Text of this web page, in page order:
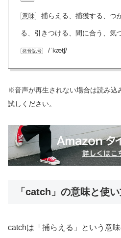
意味 捕らえる、捕獲する、つ
る、引きつける、間に合う、気
発音記号 /ˈkætʃ/
※音声が再生されない場合は読み込
試しください。
「catch」の意味と使
catchは「捕らえる」という意